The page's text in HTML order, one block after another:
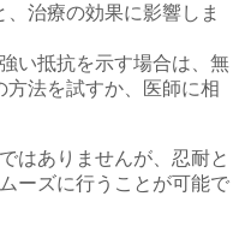
治療の効果に影響しま
い抵抗を示す場合は、無
法を試すか、医師に相
はありませんが、忍耐と
ーズに行うことが可能で